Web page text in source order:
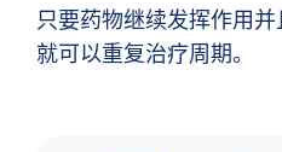
只要药物继续发挥作用并
就可以重复治疗周期。